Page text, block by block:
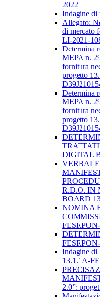
2022
Indagine
Allegato:
di mercato
LI-2021-
Determina
MEPA n.
fornitura
progetto
Determina
MEPA n.
fornitura
progetto
DIGITAL
VERBALE
R.D.O. IN
BOARD
NOMINA
Indagine
13.1.1A-
2.0”: